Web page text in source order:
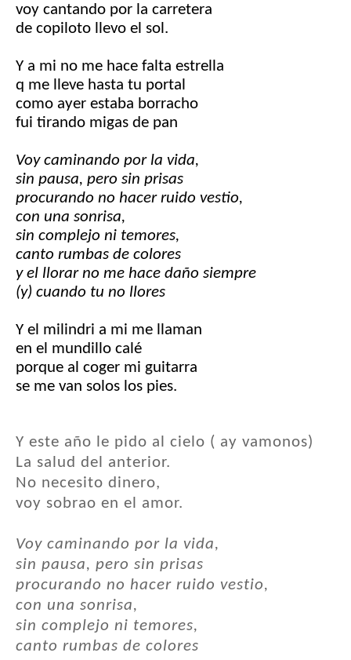
voy cantando por la carretera
de copiloto llevo el sol.
Y a mi no me hace falta estrella
q me lleve hasta tu portal
como ayer estaba borracho
fui tirando migas de pan
Voy caminando por la vida,
sin pausa, pero sin prisas
procurando no hacer ruido vestio,
con una sonrisa,
sin complejo ni temores,
canto rumbas de colores
y el llorar no me hace daño siempre
(y) cuando tu no llores
Y el milindri a mi me llaman
en el mundillo calé
porque al coger mi guitarra
se me van solos los pies.
Y este año le pido al cielo ( ay vamonos)
La salud del anterior.
No necesito dinero,
voy sobrao en el amor.
Voy caminando por la vida,
sin pausa, pero sin prisas
procurando no hacer ruido vestio,
con una sonrisa,
sin complejo ni temores,
canto rumbas de colores